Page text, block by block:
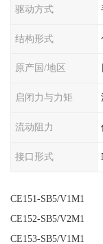
驱动方式
结构形式
原产国/地区
启闭力与力矩
流动阻力
接口形式
CE151-SB5/V1M1
CE152-SB5/V2M1
CE153-SB5/V1M1